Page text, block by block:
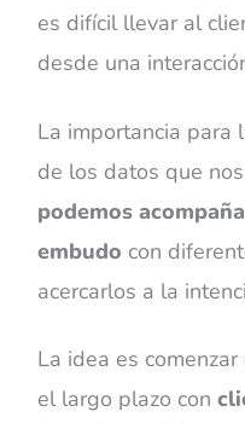
es difícil llevar al
desde una
La importancia para
de los datos que
podemos
embudo con
acercarlos a la
La idea es
el largo plazo con